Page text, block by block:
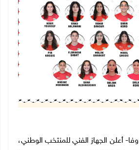
القدس 22-6-2025 وفا- أعلن الجهاز الفني للمنتخب الوطني،